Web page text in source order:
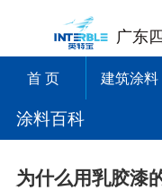
广东
首 页 建筑涂料
涂料百科
为什么用乳胶漆